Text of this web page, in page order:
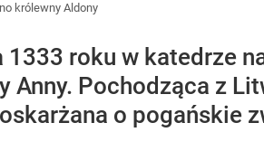
królewny Aldony
roku w katedrze
Anny. Pochodząca z
o pogańskie